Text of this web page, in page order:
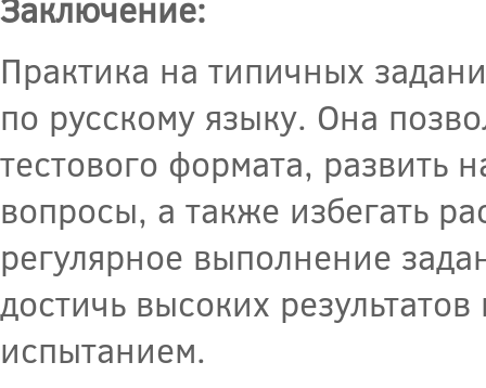
Заключение:
Практика на типичных
по русскому языку. Она
тестового формата, развить
вопросы, а также избегать
регулярное выполнение
достичь высоких
испытанием.